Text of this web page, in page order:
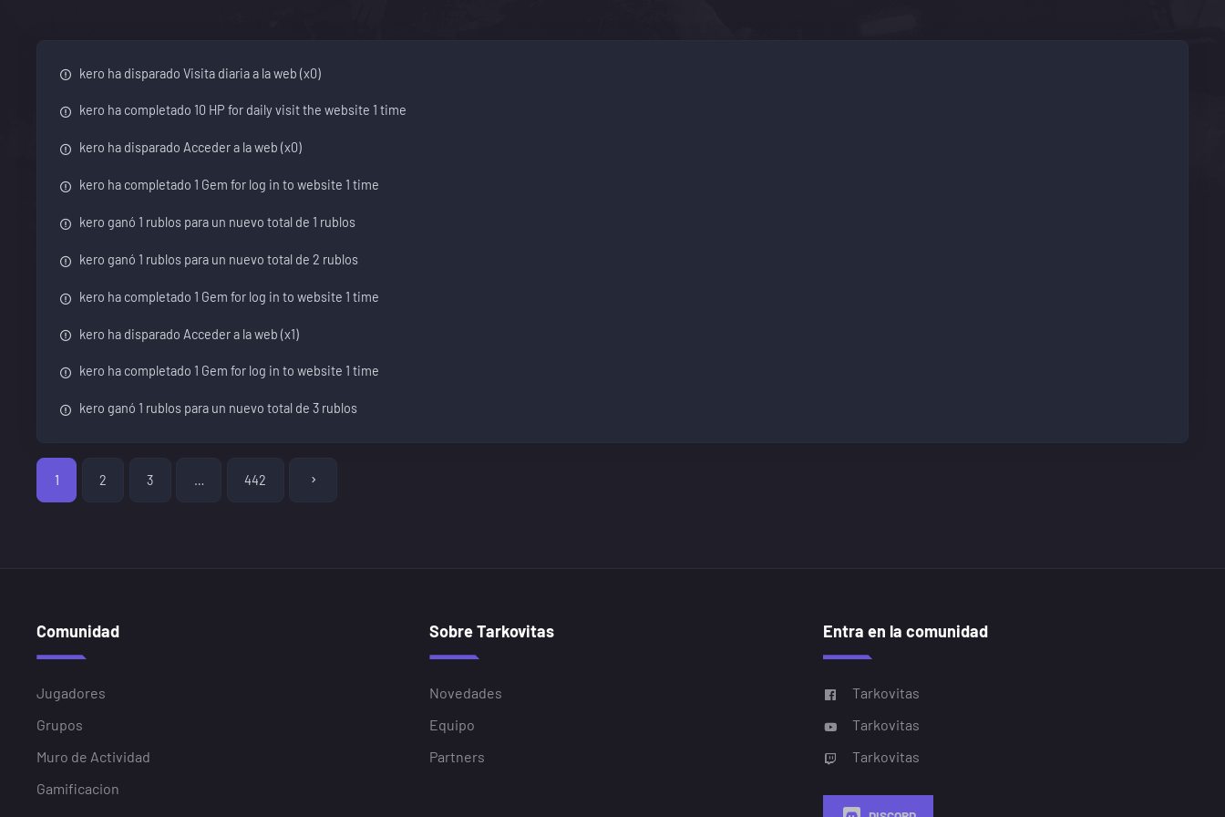
kero ha disparado Visita diaria a la web (x0)
kero ha completado 10 HP for daily visit the website 1 time
kero ha disparado Acceder a la web (x0)
kero ha completado 1 Gem for log in to website 1 time
kero ganó 1 rublos para un nuevo total de 1 rublos
kero ganó 1 rublos para un nuevo total de 2 rublos
kero ha completado 1 Gem for log in to website 1 time
kero ha disparado Acceder a la web (x1)
kero ha completado 1 Gem for log in to website 1 time
kero ganó 1 rublos para un nuevo total de 3 rublos
1 2 3 … 442
Comunidad
Jugadores
Grupos
Muro de Actividad
Gamificacion
Sobre Tarkovitas
Novedades
Equipo
Partners
Entra en la comunidad
Tarkovitas
Tarkovitas
Tarkovitas